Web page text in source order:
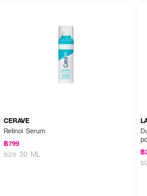
CERAVE
Retinol Serum
฿799
size 30 ML
฿